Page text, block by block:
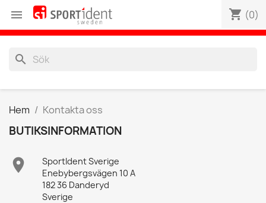
 shopping_cart (0)
search
Hem Kontakta oss
BUTIKSINFORMATION

SportIdent Sverige
Enebybergsvägen 10 A
182 36 Danderyd
Sverige